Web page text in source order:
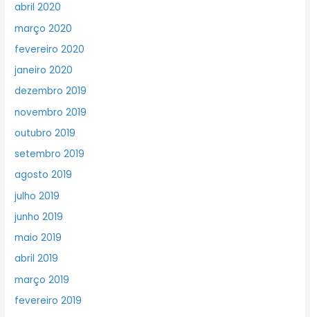
abril 2020
março 2020
fevereiro 2020
janeiro 2020
dezembro 2019
novembro 2019
outubro 2019
setembro 2019
agosto 2019
julho 2019
junho 2019
maio 2019
abril 2019
março 2019
fevereiro 2019